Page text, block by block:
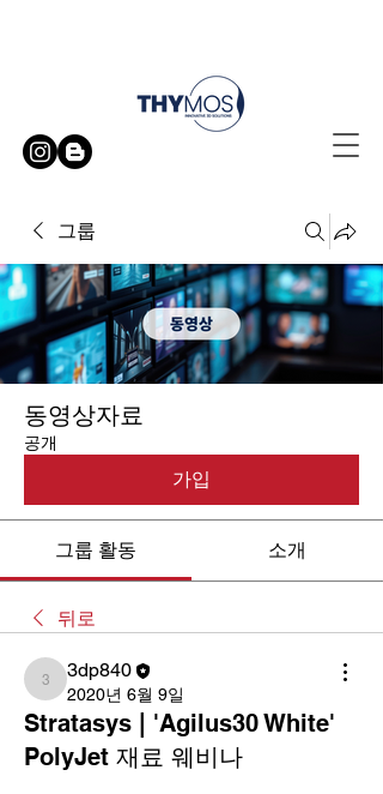
그룹
동영상자료
공개
가입
그룹 활동 소개
뒤로
3dp840
3dp840
2020년 6월 9일
Stratasys | 'Agilus30 White'
PolyJet 재료 웨비나